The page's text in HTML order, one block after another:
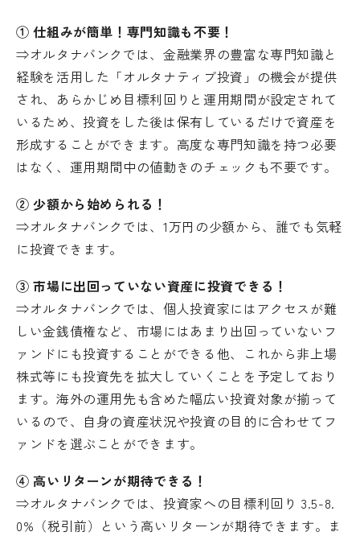
① 仕組みが簡単！専門知識も不要！
⇒オルタナバンクでは、金融業界の豊富な専門知識と
経験を活用した「オルタナティブ投資」の機会が提供
され、あらかじめ目標利回りと運用期間が設定されて
いるため、投資をした後は保有しているだけで資産を
形成することができます。高度な専門知識を持つ必要
はなく、運用期間中の値動きのチェックも不要です。
② 少額から始められる！
⇒オルタナバンクでは、1万円の少額から、誰でも気軽
に投資できます。
③ 市場に出回っていない資産に投資できる！
⇒オルタナバンクでは、個人投資家にはアクセスが難
しい金銭債権など、市場にはあまり出回っていないフ
ァンドにも投資することができる他、これから非上場
株式等にも投資先を拡大していくことを予定しており
ます。海外の運用先も含めた幅広い投資対象が揃って
いるので、自身の資産状況や投資の目的に合わせてフ
ァンドを選ぶことができます。
④ 高いリターンが期待できる！
⇒オルタナバンクでは、投資家への目標利回り 3.5-8.
0%（税引前）という高いリターンが期待できます。ま